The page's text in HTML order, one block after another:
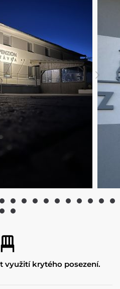
využití krytého posezení.